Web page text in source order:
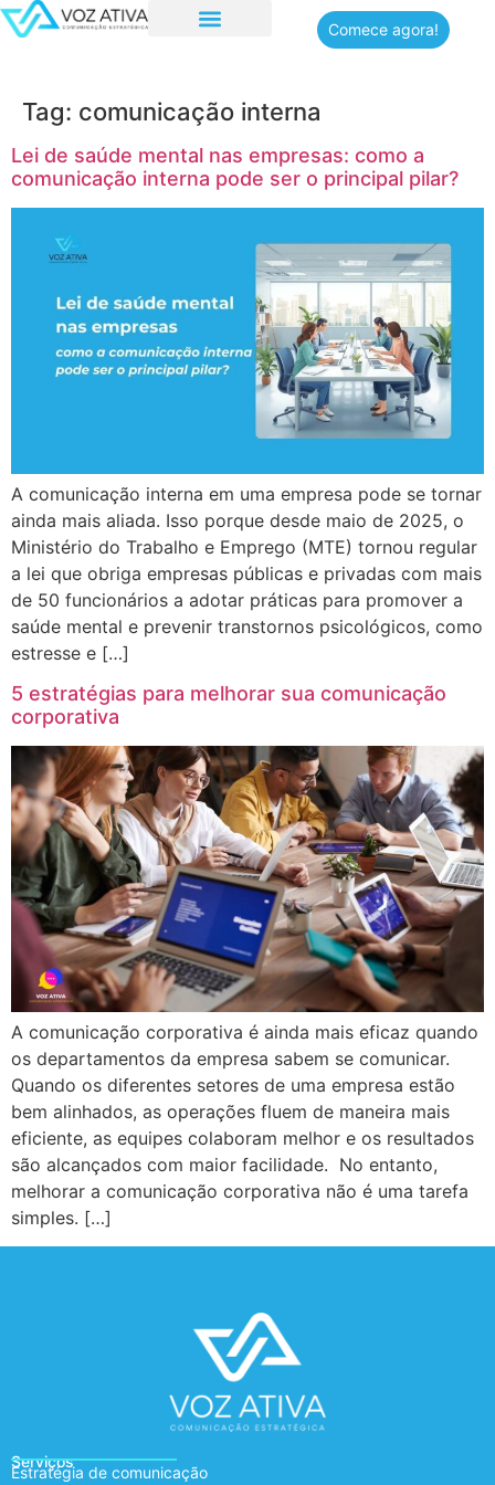
Comece agora!
Tag: comunicação interna
Lei de saúde mental nas empresas: como a
comunicação interna pode ser o principal pilar?
A comunicação interna em uma empresa pode se tornar
ainda mais aliada. Isso porque desde maio de 2025, o
Ministério do Trabalho e Emprego (MTE) tornou regular
a lei que obriga empresas públicas e privadas com mais
de 50 funcionários a adotar práticas para promover a
saúde mental e prevenir transtornos psicológicos, como
estresse e […]
5 estratégias para melhorar sua comunicação
corporativa
A comunicação corporativa é ainda mais eficaz quando
os departamentos da empresa sabem se comunicar.
Quando os diferentes setores de uma empresa estão
bem alinhados, as operações fluem de maneira mais
eficiente, as equipes colaboram melhor e os resultados
são alcançados com maior facilidade. No entanto,
melhorar a comunicação corporativa não é uma tarefa
simples. […]
Serviços
Estratégia de comunicação